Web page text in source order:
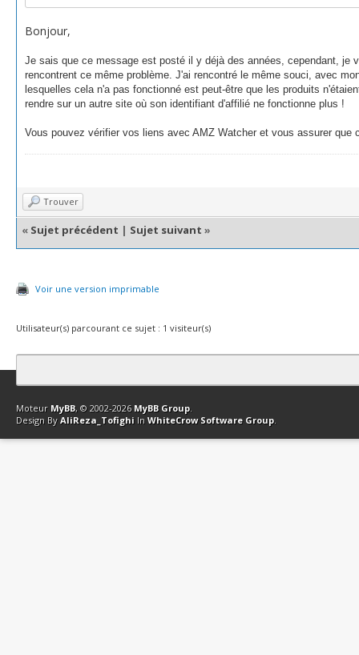
Bonjour,
Je sais que ce message est posté il y déjà des années, cependant, je
rencontrent ce même problème. J'ai rencontré le même souci, avec
lesquelles cela n'a pas fonctionné est peut-être que les produits
rendre sur un autre site où son identifiant d'affilié ne fonctionne plus !
Vous pouvez vérifier vos liens avec AMZ Watcher et vous assurer
Trouver
« Sujet précédent | Sujet suivant »
Voir une version imprimable
Utilisateur(s) parcourant ce sujet : 1 visiteur(s)
Contact Club Affiliation Retourner en haut Version bas-débit
Moteur MyBB, © 2002-2026 MyBB Group.
Design By AliReza_Tofighi In WhiteCrow Software Group.